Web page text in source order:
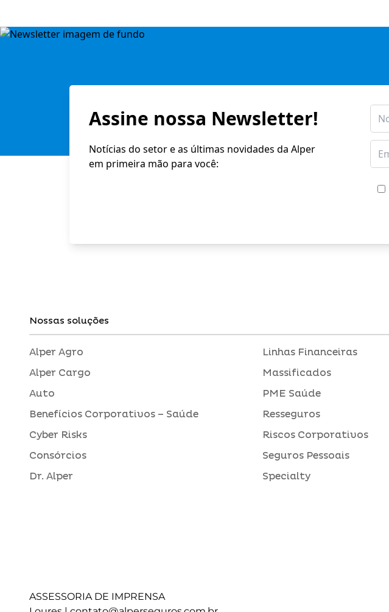
Assine nossa Newsletter!
Notícias do setor e as últimas novidades da Alper
em primeira mão para você:
Nossas soluções
Alper Agro
Alper Cargo
Auto
Benefícios Corporativos – Saúde
Cyber Risks
Consórcios
Dr. Alper
Linhas Financeiras
Massificados
PME Saúde
Resseguros
Riscos Corporativos
Seguros Pessoais
Specialty
ASSESSORIA DE IMPRENSA